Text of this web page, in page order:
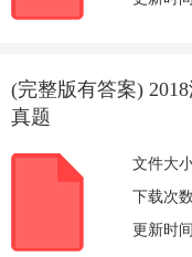
(完整版有答案)
真题
文件大小
下载次数
更新时间